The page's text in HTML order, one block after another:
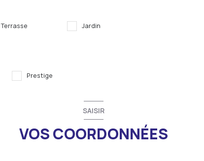
Terrasse Jardin
Prestige
SAISIR
VOS COORDONNÉES